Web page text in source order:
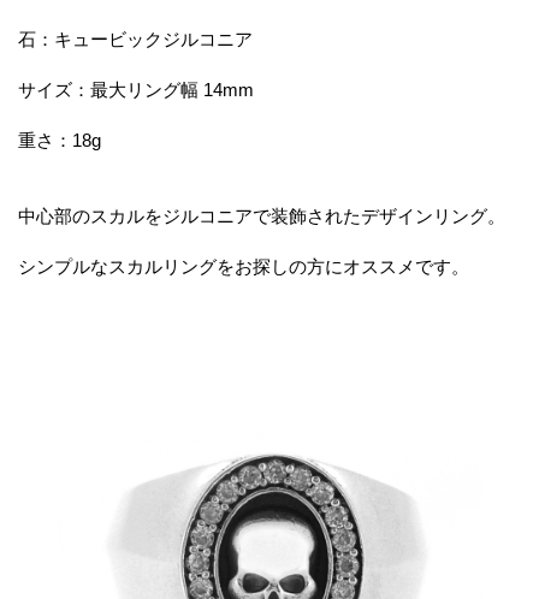
石：キュービックジルコニア
サイズ：最大リング幅 14mm
重さ：18g
中心部のスカルをジルコニアで装飾されたデザインリング。
シンプルなスカルリングをお探しの方にオススメです。